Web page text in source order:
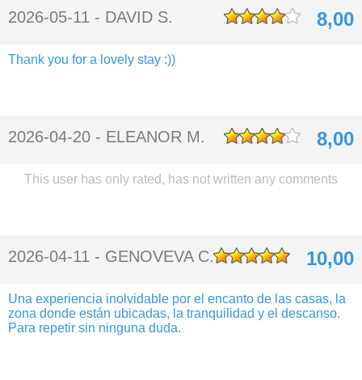
2026-05-11 - DAVID S. 8,00
Thank you for a lovely stay :))
2026-04-20 - ELEANOR M. 8,00
This user has only rated, has not written any comments
2026-04-11 - GENOVEVA C. 10,00
Una experiencia inolvidable por el encanto de las casas, la
zona donde están ubicadas, la tranquilidad y el descanso.
Para repetir sin ninguna duda.